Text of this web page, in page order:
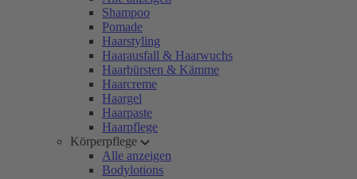
Shampoo
Pomade
Haarstyling
Haarausfall & Haarwuchs
Haarbürsten & Kämme
Haarcreme
Haargel
Haarpaste
Haarpflege
Körperpflege
Alle anzeigen
Bodylotions